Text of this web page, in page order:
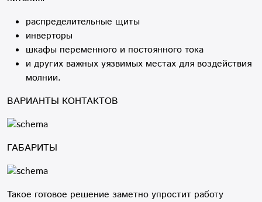
распределительные щиты
инверторы
шкафы переменного и постоянного тока
и других важных уязвимых местах для воздействия
молнии.
ВАРИАНТЫ КОНТАКТОВ
ГАБАРИТЫ
Такое готовое решение заметно упростит работу